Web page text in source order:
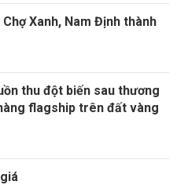
Xanh, Nam Định thành
thu đột biến sau thương
flagship trên đất vàng